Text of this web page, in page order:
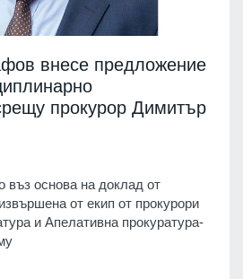
внесе предложение
прокурор Димитър
въз основа на доклад от
от екип от прокурори
и Апелативна прокуратура-